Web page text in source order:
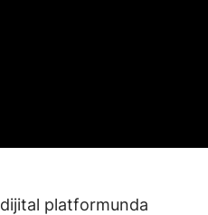
dijital platformunda